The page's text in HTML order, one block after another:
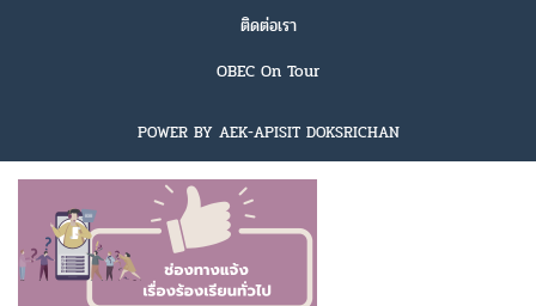
ติดต่อเรา
OBEC On Tour
POWER BY AEK-APISIT DOKSRICHAN